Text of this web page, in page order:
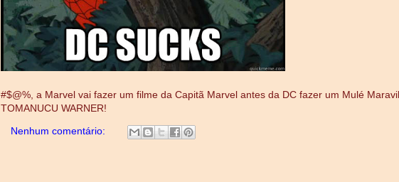
#$@%, a Marvel vai fazer um filme da Capitã Marvel antes da DC fazer um Mulé
TOMANUCU WARNER!
Nenhum comentário: